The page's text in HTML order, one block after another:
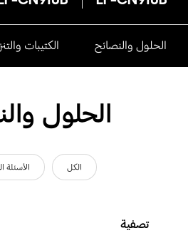
الحلول والنصائح الكتيبات
الحلول
الكل الأسئلة
تصفية